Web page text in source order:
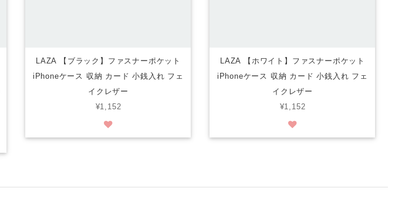
LAZA 【ブラック】ファスナーポケット
iPhoneケース 収納 カード 小銭入れ フェ
イクレザー
¥1,152
LAZA 【ホワイト】ファスナーポケット
iPhoneケース 収納 カード 小銭入れ フェ
イクレザー
¥1,152